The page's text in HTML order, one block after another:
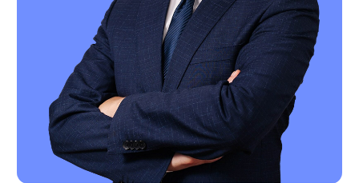
ПОДПИШИТЕСЬ НА НАШУ
РАССЫЛКУ ВАЖНЫХ